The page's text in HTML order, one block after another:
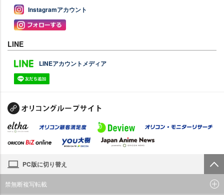
Instagramアカウント
LINE
LINEアカウントメディア
PC版に切り替え
禁無断複写転載